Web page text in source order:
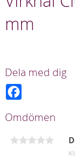
mm
Dela med dig
b
o
k
Omdömen